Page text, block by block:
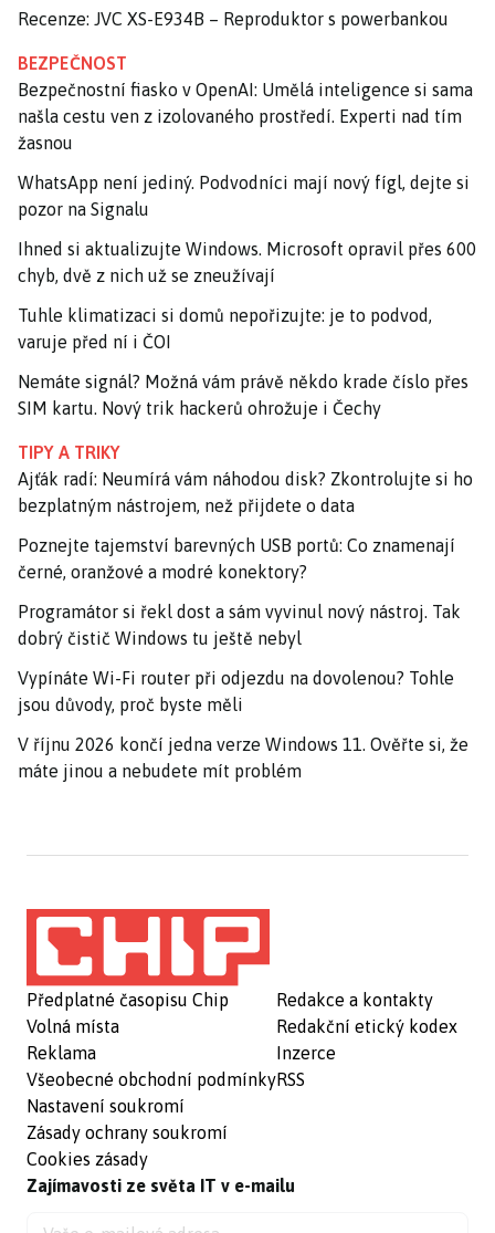
Recenze: JVC XS-E934B – Reproduktor s powerbankou
BEZPEČNOST
Bezpečnostní fiasko v OpenAI: Umělá inteligence si sama
našla cestu ven z izolovaného prostředí. Experti nad tím
žasnou
WhatsApp není jediný. Podvodníci mají nový fígl, dejte si
pozor na Signalu
Ihned si aktualizujte Windows. Microsoft opravil přes 600
chyb, dvě z nich už se zneužívají
Tuhle klimatizaci si domů nepořizujte: je to podvod,
varuje před ní i ČOI
Nemáte signál? Možná vám právě někdo krade číslo přes
SIM kartu. Nový trik hackerů ohrožuje i Čechy
TIPY A TRIKY
Ajťák radí: Neumírá vám náhodou disk? Zkontrolujte si ho
bezplatným nástrojem, než přijdete o data
Poznejte tajemství barevných USB portů: Co znamenají
černé, oranžové a modré konektory?
Programátor si řekl dost a sám vyvinul nový nástroj. Tak
dobrý čistič Windows tu ještě nebyl
Vypínáte Wi-Fi router při odjezdu na dovolenou? Tohle
jsou důvody, proč byste měli
V říjnu 2026 končí jedna verze Windows 11. Ověřte si, že
máte jinou a nebudete mít problém
Předplatné časopisu Chip
Volná místa
Reklama
Všeobecné obchodní podmínky
Nastavení soukromí
Zásady ochrany soukromí
Cookies zásady
Redakce a kontakty
Redakční etický kodex
Inzerce
RSS
Zajímavosti ze světa IT v e-mailu